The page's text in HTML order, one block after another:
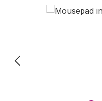
Bildergalerie